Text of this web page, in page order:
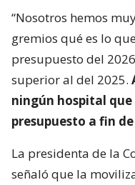
“Nosotros hemos
gremios qué es lo
presupuesto del
superior al del 2025.
ningún hospital que
presupuesto a fin
La presidenta de la
señaló que la